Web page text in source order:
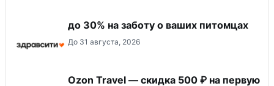
до 30% на заботу о ваших питомцах
До 31 августа, 2026
Ozon Travel — скидка 500 ₽ на первую